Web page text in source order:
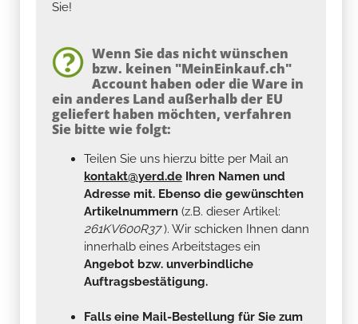
Sie!
Wenn Sie das nicht wünschen
bzw. keinen "MeinEinkauf.ch"
Account haben oder die Ware in
ein anderes Land außerhalb der EU
geliefert haben möchten, verfahren
Sie bitte wie folgt:
Teilen Sie uns hierzu bitte per Mail an
kontakt@yerd.de Ihren Namen und
Adresse mit. Ebenso die gewünschten
Artikelnummern (z.B. dieser Artikel:
261KV600R37). Wir schicken Ihnen dann
innerhalb eines Arbeitstages ein
Angebot bzw. unverbindliche
Auftragsbestätigung.
Falls eine Mail-Bestellung für Sie zum